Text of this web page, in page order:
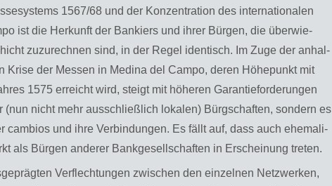
1567/68 und der Kon­zen­tra­ti­on des in­ter­na­tio­na­len
ist die Her­kunft der Ban­kiers und ihrer Bür­gen, die über­wie­
zu­zu­rech­nen sind, in der Regel iden­tisch. Im Zuge der an­hal­
Krise der Mes­sen in Me­di­na del Campo, deren Hö­he­punkt mit
1575 er­reicht wird, steigt mit hö­he­ren Ga­ran­tie­for­de­run­gen
nicht mehr aus­schließ­lich lo­ka­len) Bürg­schaf­ten, son­dern es
cam­bi­os und ihre Ver­bin­dun­gen. Es fällt auf, dass auch ehe­ma­li­
als Bür­gen an­de­rer Bank­ge­sell­schaf­ten in Er­schei­nung tre­ten.
Ver­flech­tun­gen zwi­schen den ein­zel­nen Netz­wer­ken,